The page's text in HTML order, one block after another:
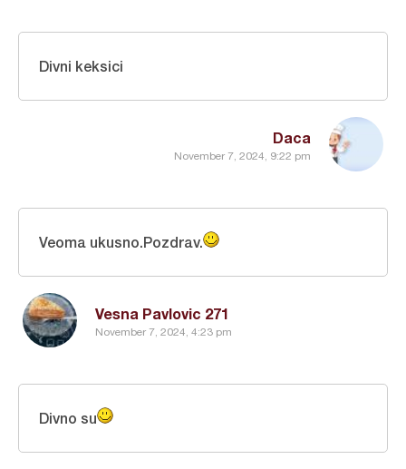
Daca
November 7, 2024, 9:22 pm
Divni keksici
Vesna Pavlovic 271
November 7, 2024, 4:23 pm
Veoma ukusno.Pozdrav.
Divno su